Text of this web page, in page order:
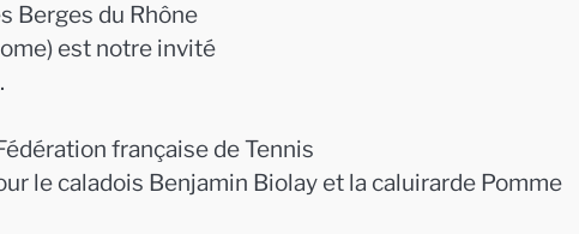
Berges du Rhône
est notre invité
française de Tennis
le caladois Benjamin Biolay et la caluirarde Pomme